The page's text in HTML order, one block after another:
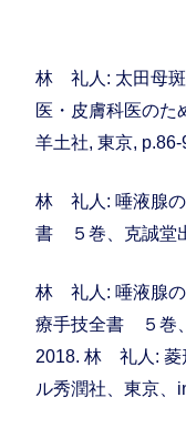
林 礼人: 太田母斑
医・皮膚科医のた
羊土社, 東京, p.86-
林 礼人: 唾液腺
書 ５巻、克誠堂
林 礼人: 唾液腺
療手技全書 ５巻
2018. 林 礼人: 菱
ル秀潤社、東京、